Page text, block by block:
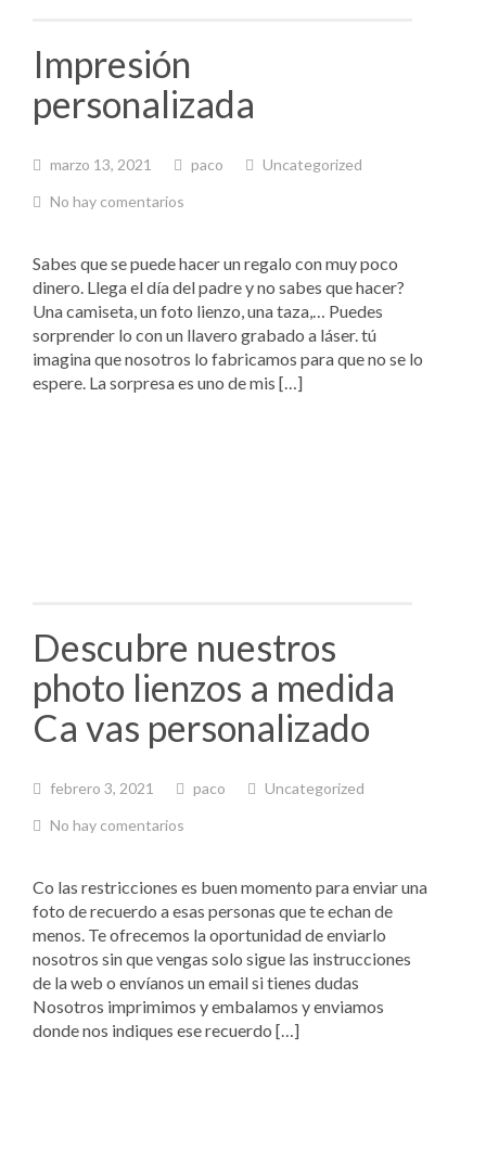
Impresión
personalizada
marzo 13, 2021 paco
Uncategorized
No hay comentarios
Sabes que se puede hacer un regalo con muy poco
dinero. Llega el día del padre y no sabes que hacer?
Una camiseta, un foto lienzo, una taza,… Puedes
sorprender lo con un llavero grabado a láser. tú
imagina que nosotros lo fabricamos para que no se lo
espere. La sorpresa es uno de mis […]
Descubre nuestros
photo lienzos a medida
Ca vas personalizado
febrero 3, 2021 paco
Uncategorized
No hay comentarios
Co las restricciones es buen momento para enviar una
foto de recuerdo a esas personas que te echan de
menos. Te ofrecemos la oportunidad de enviarlo
nosotros sin que vengas solo sigue las instrucciones
de la web o envíanos un email si tienes dudas
Nosotros imprimimos y embalamos y enviamos
donde nos indiques ese recuerdo […]